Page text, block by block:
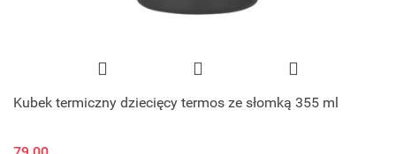
Kubek termiczny dziecięcy termos ze słomką 355 ml